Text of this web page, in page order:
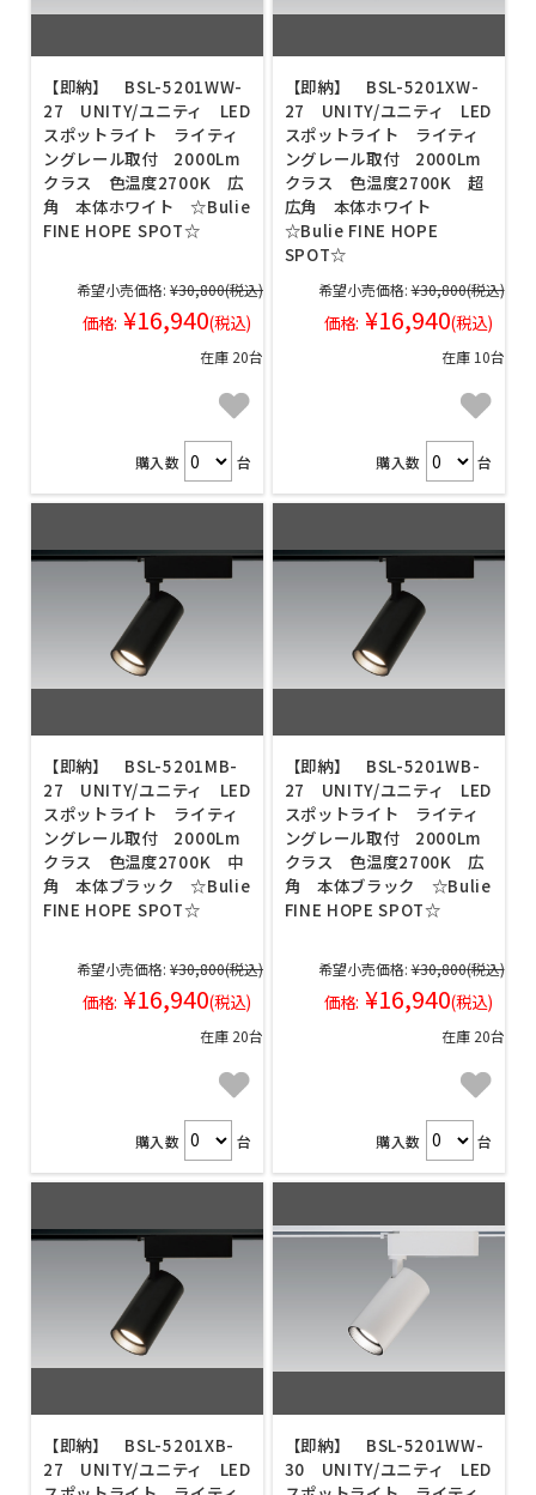
【即納】 BSL-5201WW-
27 UNITY/ユニティ LED
スポットライト ライティ
ングレール取付 2000Lm
クラス 色温度2700K 広
角 本体ホワイト ☆Bulie
FINE HOPE SPOT☆
希望小売価格: ¥30,800(税込)
価格: ¥16,940(税込)
在庫 20台
購入数 台
【即納】 BSL-5201XW-
27 UNITY/ユニティ LED
スポットライト ライティ
ングレール取付 2000Lm
クラス 色温度2700K 超
広角 本体ホワイト
☆Bulie FINE HOPE
SPOT☆
希望小売価格: ¥30,800(税込)
価格: ¥16,940(税込)
在庫 10台
購入数 台
【即納】 BSL-5201MB-
27 UNITY/ユニティ LED
スポットライト ライティ
ングレール取付 2000Lm
クラス 色温度2700K 中
角 本体ブラック ☆Bulie
FINE HOPE SPOT☆
希望小売価格: ¥30,800(税込)
価格: ¥16,940(税込)
在庫 20台
購入数 台
【即納】 BSL-5201WB-
27 UNITY/ユニティ LED
スポットライト ライティ
ングレール取付 2000Lm
クラス 色温度2700K 広
角 本体ブラック ☆Bulie
FINE HOPE SPOT☆
希望小売価格: ¥30,800(税込)
価格: ¥16,940(税込)
在庫 20台
購入数 台
【即納】 BSL-5201XB-
27 UNITY/ユニティ LED
【即納】 BSL-5201WW-
30 UNITY/ユニティ LED